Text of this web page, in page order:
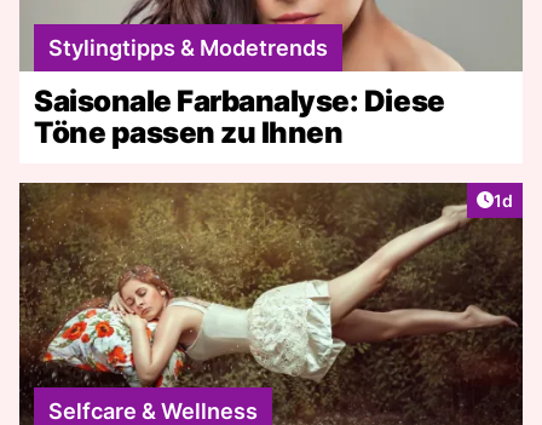
Stylingtipps & Modetrends
Saisonale Farbanalyse: Diese
Töne passen zu Ihnen
1d
Selfcare & Wellness